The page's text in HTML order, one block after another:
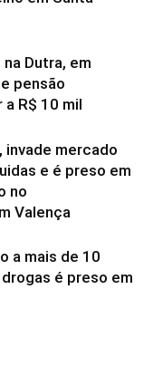
Dutra, em
pensão
R$ 10 mil
invade mercado
e é preso em
no
Valença
a mais de 10
é preso em